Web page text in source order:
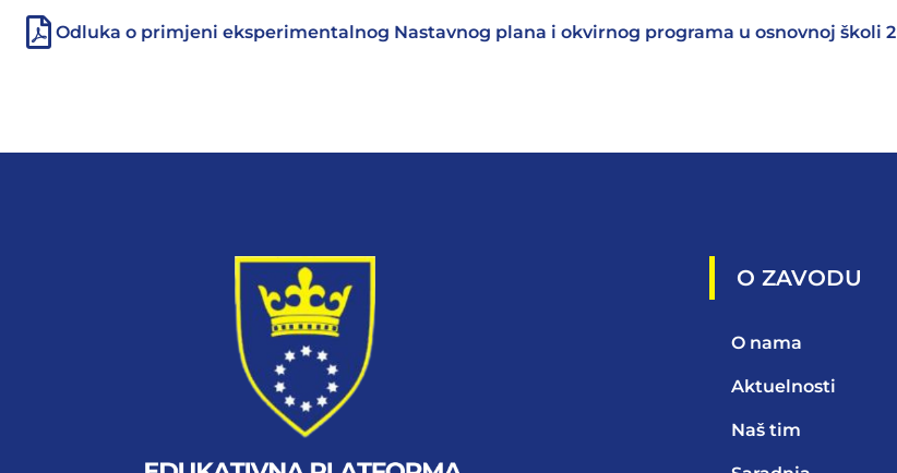
Odluka o primjeni eksperimentalnog Nastavnog plana i okvirnog programa u osnovnoj školi 2
O ZAVODU
O nama
Aktuelnosti
Naš tim